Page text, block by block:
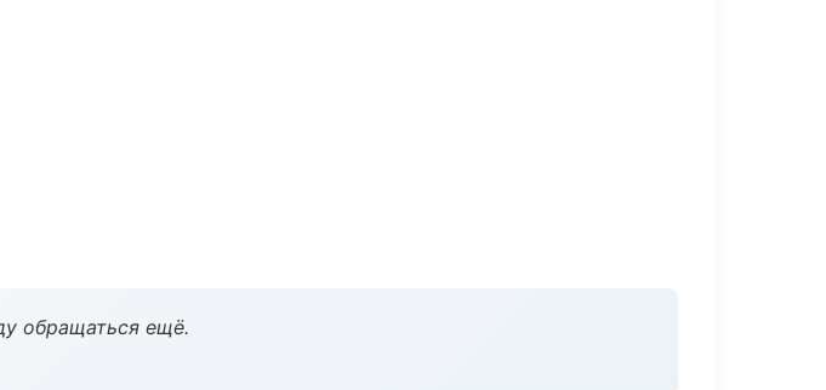
обращаться ещё.